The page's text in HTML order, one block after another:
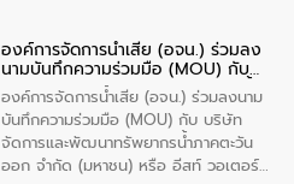
ชุมชนและการบำบัดน้ำเสียเบื้องต้น ให้กับ
นักเรียนชั้นประถมศึกษาปีที่ 5 โรงเรียน
เทศบาล 1 (พะเยาประชานุกูล) จำนวน 30
คน
องค์การจัดการน้ำเสีย (อจน.) ร่วมลง
นามบันทึกความร่วมมือ (MOU) กับ
บริษัท จัดการและพัฒนาทรัพยากรน้ำ
ภาคตะวันออก จำกัด (มหาชน) หรือ อีส
ท์ วอเตอร์
องค์การจัดการน้ำเสีย (อจน.) ร่วมลงนาม
บันทึกความร่วมมือ (MOU) กับ บริษัท
จัดการและพัฒนาทรัพยากรน้ำภาคตะวัน
ออก จำกัด (มหาชน) หรือ อีสท์ วอเตอร์